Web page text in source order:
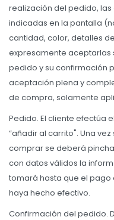
realización del pedido,
indicadas en la pantalla
cantidad, color, detalles
expresamente aceptarlas
pedido y su confirmación
aceptación plena y
de compra, solamente
Pedido. El cliente efectúa
“añadir al carrito". Una
comprar se deberá
con datos válidos la
tomará hasta que el
haya hecho efectivo.
Confirmación del pedido.
Consolas y
Smart Home
Zona Home
Movilidad Eléctrica